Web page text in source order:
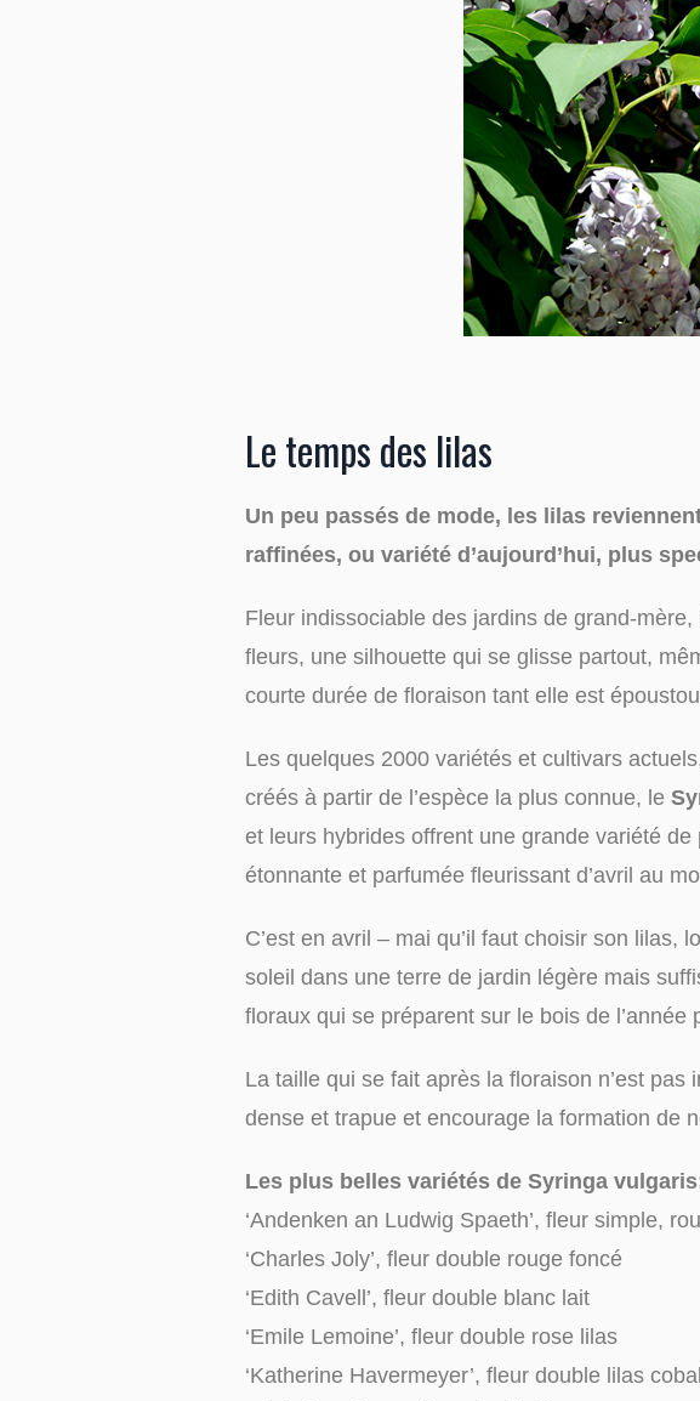
Le temps des lilas
Un peu passés de mode, les lilas
raffinées, ou variété d’aujourd’hui, plus
Fleur indissociable des jardins de grand-
fleurs, une silhouette qui se glisse partout,
courte durée de floraison tant elle est
Les quelques 2000 variétés et cultivars
créés à partir de l’espèce la plus connue, le
et leurs hybrides offrent une grande variété
étonnante et parfumée fleurissant d’avril au
C’est en avril – mai qu’il faut choisir son lilas,
soleil dans une terre de jardin légère mais
floraux qui se préparent sur le bois de l’année
La taille qui se fait après la floraison n’est
dense et trapue et encourage la formation de
Les plus belles variétés de Syringa
‘Andenken an Ludwig Spaeth’, fleur simple,
‘Charles Joly’, fleur double rouge foncé
‘Edith Cavell’, fleur double blanc lait
‘Emile Lemoine’, fleur double rose lilas
‘Katherine Havermeyer’, fleur double lilas